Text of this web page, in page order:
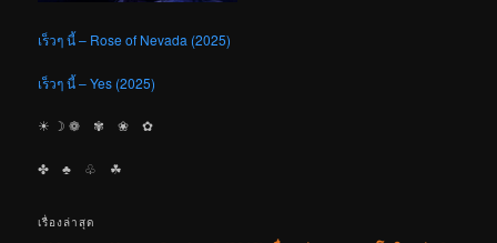
เร็วๆ นี้ – Rose of Nevada (2025)
เร็วๆ นี้ – Yes (2025)
☀︎ ☽ ❁ ✾ ❀ ✿
✤ ♣︎ ♧ ☘︎
เรื่องล่าสุด